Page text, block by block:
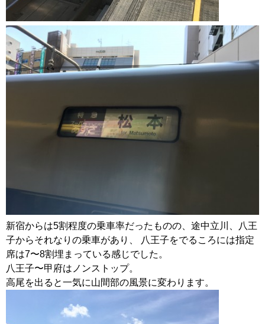
新宿からは5割程度の乗車率だったものの、途中立川、八王
子からそれなりの乗車があり、 八王子をでるころには指定
席は7〜8割埋まっている感じでした。
八王子〜甲府はノンストップ。
高尾を出ると一気に山間部の風景に変わります。